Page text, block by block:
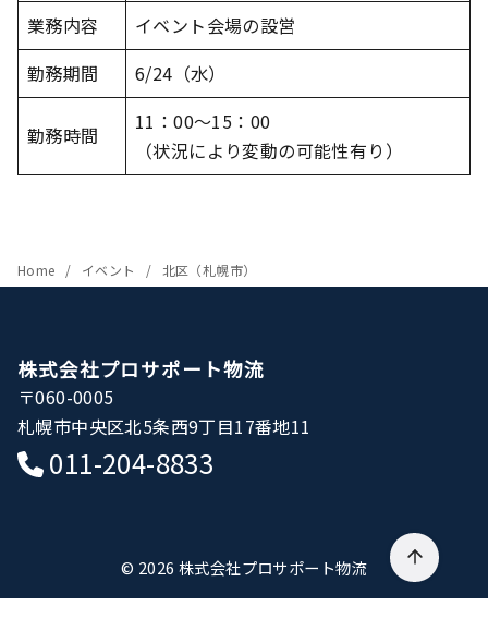
業務内容
イベント会場の設営
勤務期間
6/24（水）
勤務時間
11：00～15：00
（状況により変動の可能性有り）
Home イベント 北区（札幌市）
株式会社プロサポート物流
〒060-0005
札幌市中央区北5条西9丁目17番地11
011-204-8833
© 2026 株式会社プロサポート物流